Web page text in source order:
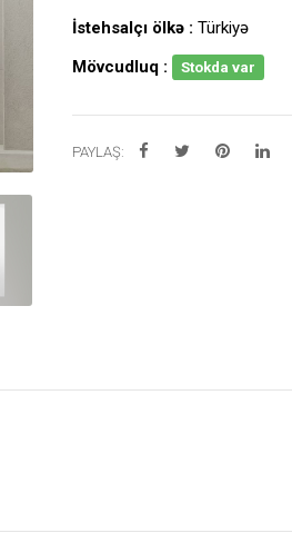
İstehsalçı ölkə : Türkiyə
Mövcudluq :
Stokda var
PAYLAŞ: